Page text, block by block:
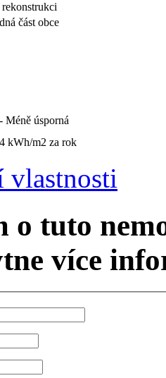
část obce
Méně úsporná
kWh/m2 za rok
vlastnosti
o tuto
více